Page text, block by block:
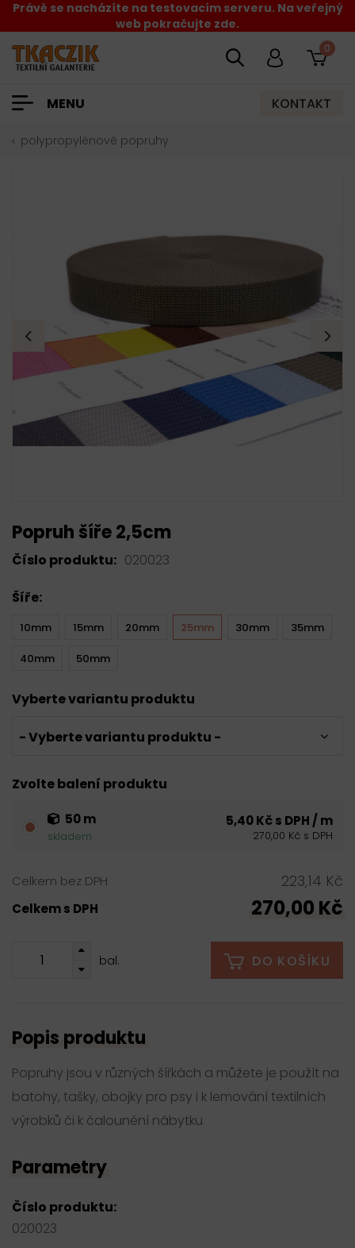
Právě se nacházíte na testovacím serveru. Na veřejný
web pokračujte zde.
0
MENU KONTAKT
polypropylénové popruhy
Popruh šíře 2,5cm
Číslo produktu: 020023
Šíře:
10mm 15mm 20mm 25mm 30mm 35mm
40mm 50mm
Vyberte variantu produktu
- Vyberte variantu produktu -
Zvolte balení produktu
50 m
skladem
5,40 Kč s DPH / m
270,00 Kč s DPH
Celkem bez DPH 223,14 Kč
Celkem s DPH 270,00 Kč
bal. DO KOŠÍKU
Popis produktu
Popruhy jsou v různých šířkách a můžete je použít na
batohy, tašky, obojky pro psy i k lemování textilních
výrobků či k čalounění nábytku
Parametry
Číslo produktu:
020023